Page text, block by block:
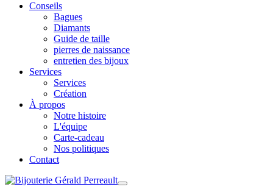
Conseils
Bagues
Diamants
Guide de taille
pierres de naissance
entretien des bijoux
Services
Services
Création
À propos
Notre histoire
L'équipe
Carte-cadeau
Nos politiques
Contact